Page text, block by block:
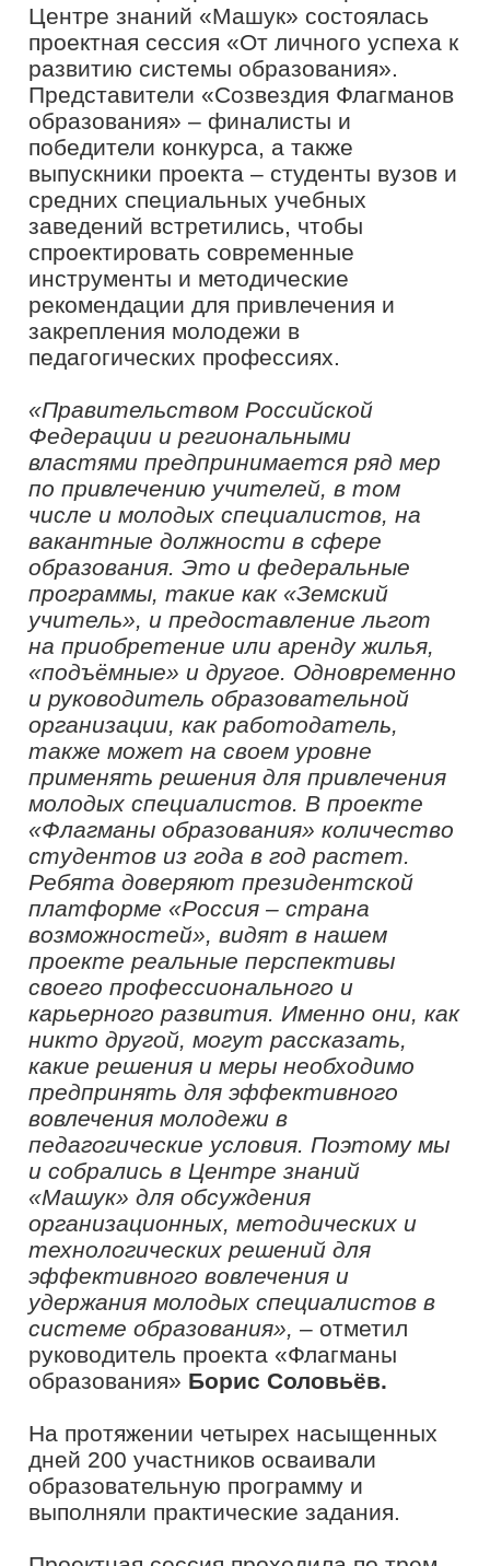
«Правительством Российской
Федерации и региональными
властями предпринимается ряд мер
по привлечению учителей, в том
числе и молодых специалистов, на
вакантные должности в сфере
образования. Это и федеральные
программы, такие как «Земский
учитель», и предоставление льгот
на приобретение или аренду жилья,
«подъёмные» и другое. Одновременно
и руководитель образовательной
организации, как работодатель,
также может на своем уровне
применять решения для привлечения
молодых специалистов. В проекте
«Флагманы образования» количество
студентов из года в год растет.
платформе «Россия – страна
возможностей», видят в нашем
проекте реальные перспективы
своего профессионального и
карьерного развития. Именно они, как
никто другой, могут рассказать,
какие решения и меры необходимо
предпринять для эффективного
вовлечения молодежи в
педагогические условия. Поэтому мы
и собрались в Центре знаний
«Машук» для обсуждения
организационных, методических и
технологических решений для
эффективного вовлечения и
удержания молодых специалистов в
системе образования»,– отметил
руководитель проекта «Флагманы
образования»Борис Соловьёв.
На протяжении четырех насыщенных
дней 200 участников осваивали
образовательную программу и
выполняли практические задания.
Проектная сессия проходила по трем
тактам: креативные сессии
«Флагманский слет» и «Педагогическая
проба», а также тестирование
разработанного проекта решений и
упаковка его к презентации. Участники
получили обратную связь от других
команд и экспертов по своим
разработкам, распределив задачи
внутри команды, доработали модель.
Модерировали проектную работу
эксперты сети «Созвездие Флагманов
образования».
«Центр знаний «Машук» является
партнером президентской
платформы «Россия–страна
возможностей» и традиционно
поддерживает ее мероприятия.
Проектная сессия сообщества
«Созвездие Флагманов образования»
собрала на площадке Центра знаний
экспертов, педагогов, студентов и
региональных координаторов
проекта для разработки
в педагогические профессии. Цель
мероприятия и его аудитория
отвечает нашей миссии – мы учим
тех, кто учит. Уверены, что те
практики, ценности и подходы,
сессии, создадут качественные